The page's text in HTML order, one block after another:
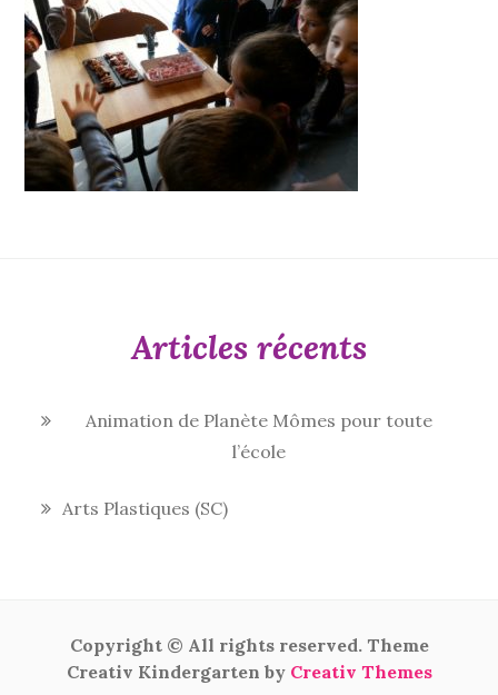
Articles récents
Animation de Planète Mômes pour toute
l’école
Arts Plastiques (SC)
Copyright © All rights reserved. Theme
Creativ Kindergarten by Creativ Themes